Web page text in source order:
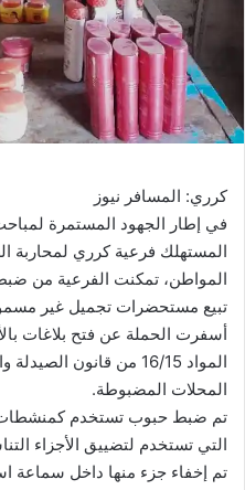
كرري: المسافر نيوز
في إطار الجهود المستمرة
المستهلك فرعية كرري لمحاربة
المواطن، تمكنت الفرعية من
تبيع مستحضرات تجميل غير
المواد 16/15 من قانون
المحلات المضبوطة.
تم ضبط حبوب تستخدم كمنشطات
التي تستخدم لتضييق الأجزاء
تم إخفاء جزء منها داخل سماعة